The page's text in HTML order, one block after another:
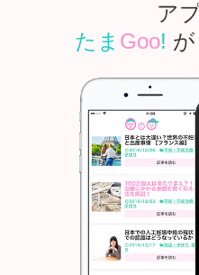
ア
たま Goo!